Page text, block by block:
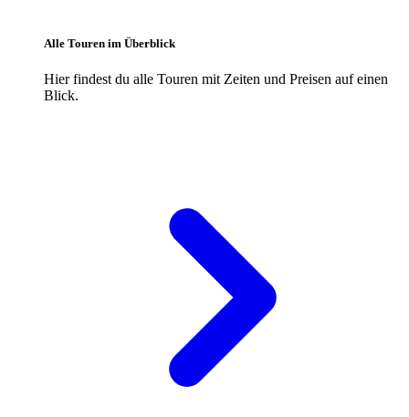
Alle Touren im Überblick
Hier findest du alle Touren mit Zeiten und Preisen auf einen
Blick.